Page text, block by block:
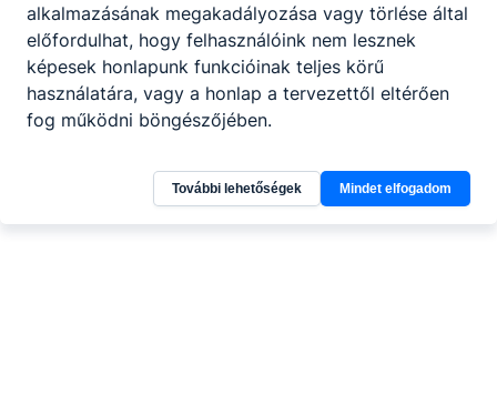
alkalmazásának megakadályozása vagy törlése által
előfordulhat, hogy felhasználóink nem lesznek
képesek honlapunk funkcióinak teljes körű
használatára, vagy a honlap a tervezettől eltérően
fog működni böngészőjében.
További lehetőségek Mindet elfogadom